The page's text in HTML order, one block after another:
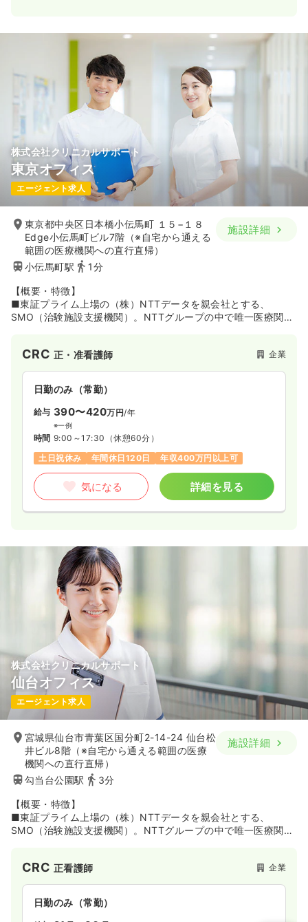
「HelC＋（ヘルシー）」などを提供。そのほか、被験者募集サ
ービス、処方箋データベースを活用したデータ分析サービスな
ども行なっています。
【職場環境】
■看護師・臨床検査技師・薬剤師など、さまざまな有資格者が
在籍しており、女性も多く活躍。産前産後休暇・育児休業・介
護休業などの制度があり、産休・育休の取得実績も豊富です。
また、1チームは約5～6名で、マネージメントラインが明確で
周囲に相談しやすい環境です。
株式会社クリニカルサポート
東京オフィス
エージェント求人
東京都中央区日本橋小伝馬町 １５−１８
Edge小伝馬町ビル7階（※自宅から通える
範囲の医療機関への直行直帰）
小伝馬町駅
1分
施設詳細
【概要・特徴】
■東証プライム上場の（株）NTTデータを親会社とする、
SMO（治験施設支援機関）。NTTグループの中で唯一医療関連
ィ体制などを強みに、2000年の設立以降、着実に実績を積み重
ねています。
■全国6カ所（東京・仙台・大阪・熊本・福岡・奈良）にオフィ
スを構え、SMO事業を展開。治験コーディネータ（CRC）業
務、治験事務局業務支援、治験審査委員会（IRB）運営支援、医
療機関（医師）への治験紹介、など幅広く手掛けています。
【実績】
■国立病院機構、公立、済生会、日赤、労災、健保組合、社保
組合、厚生連の各病院など、大規模病院を中心に数多くの病
院・クリニックと契約。契約施設数は137であり、エリア別で
は東北が22、関東が49、関西が25、九州が41です（2019年4
■疾患別契約件数は、消化器疾患が248、オンコロジーが229、
循環器疾患が167、神経・筋疾患が143、精神・認知症が138、
代謝内分泌疾患が104、肝胆膵疾患が96などとなっています
（2019年4月現在）。
CRC 正・准看護師 企業
日勤のみ（常勤）
給与 390〜420万円/年
※一例
時間 9:00～17:30 （休憩60分）
土日祝休み
年間休日120日 年収400万円以上可
気になる 詳細を見る
株式会社クリニカルサポート
仙台オフィス
エージェント求人
宮城県仙台市青葉区国分町2-14-24 仙台松
井ビル8階（※自宅から通える範囲の医療
機関への直行直帰）
勾当台公園駅
3分
施設詳細
【概要・特徴】
■東証プライム上場の（株）NTTデータを親会社とする、
SMO（治験施設支援機関）。NTTグループの中で唯一医療関連
ィ体制などを強みに、2000年の設立以降、着実に実績を積み重
ねています。
■全国6カ所（東京・仙台・大阪・熊本・福岡・奈良）にオフィ
CRC 正看護師 企業
日勤のみ（常勤）